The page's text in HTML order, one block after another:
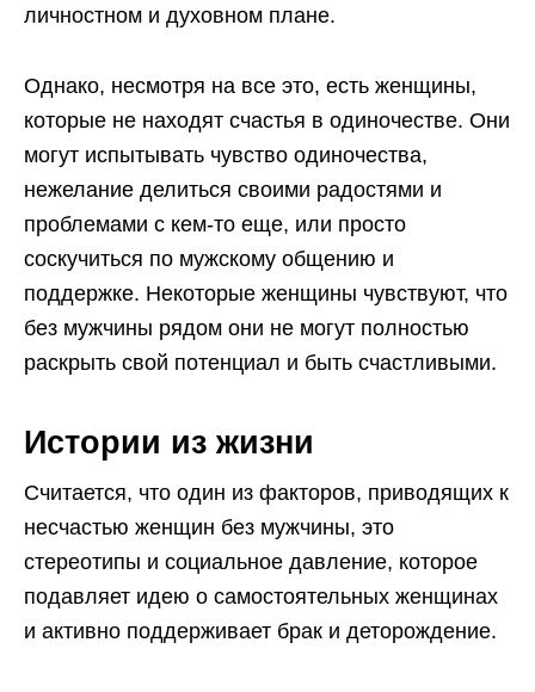
личностном и духовном плане.
Однако, несмотря на все это, есть женщины,
которые не находят счастья в одиночестве. Они
могут испытывать чувство одиночества,
нежелание делиться своими радостями и
проблемами с кем-то еще, или просто
соскучиться по мужскому общению и
поддержке. Некоторые женщины чувствуют, что
без мужчины рядом они не могут полностью
раскрыть свой потенциал и быть счастливыми.
Истории из жизни
Считается, что один из факторов, приводящих к
несчастью женщин без мужчины, это
стереотипы и социальное давление, которое
подавляет идею о самостоятельных женщинах
и активно поддерживает брак и деторождение.